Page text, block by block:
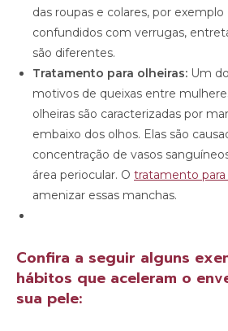
das roupas e colares, por
confundidos com verrugas,
são diferentes.
Tratamento para olheiras: Um
motivos de queixas entre
olheiras são caracterizadas por
embaixo dos olhos. Elas são
concentração de vasos
área periocular. O tratamento para
amenizar essas manchas.
Confira a seguir alguns
hábitos que aceleram o
sua pele: